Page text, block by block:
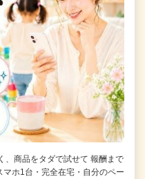
商品をタダで試せて 報酬まで
マホ1台・完全在宅・自分のペー